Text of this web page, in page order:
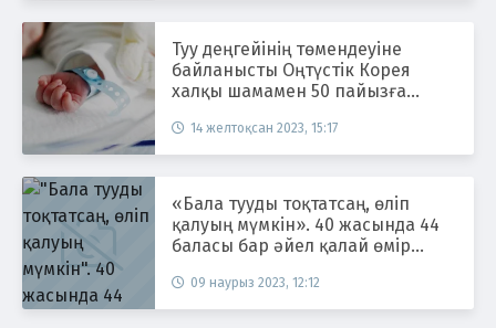
Туу деңгейінің төмендеуіне
байланысты Оңтүстік Корея
халқы шамамен 50 пайызға
14 желтоқсан 2023, 15:17
«Бала тууды тоқтатсаң, өліп
қалуың мүмкін». 40 жасында 44
баласы бар әйел қалай өмір
09 наурыз 2023, 12:12